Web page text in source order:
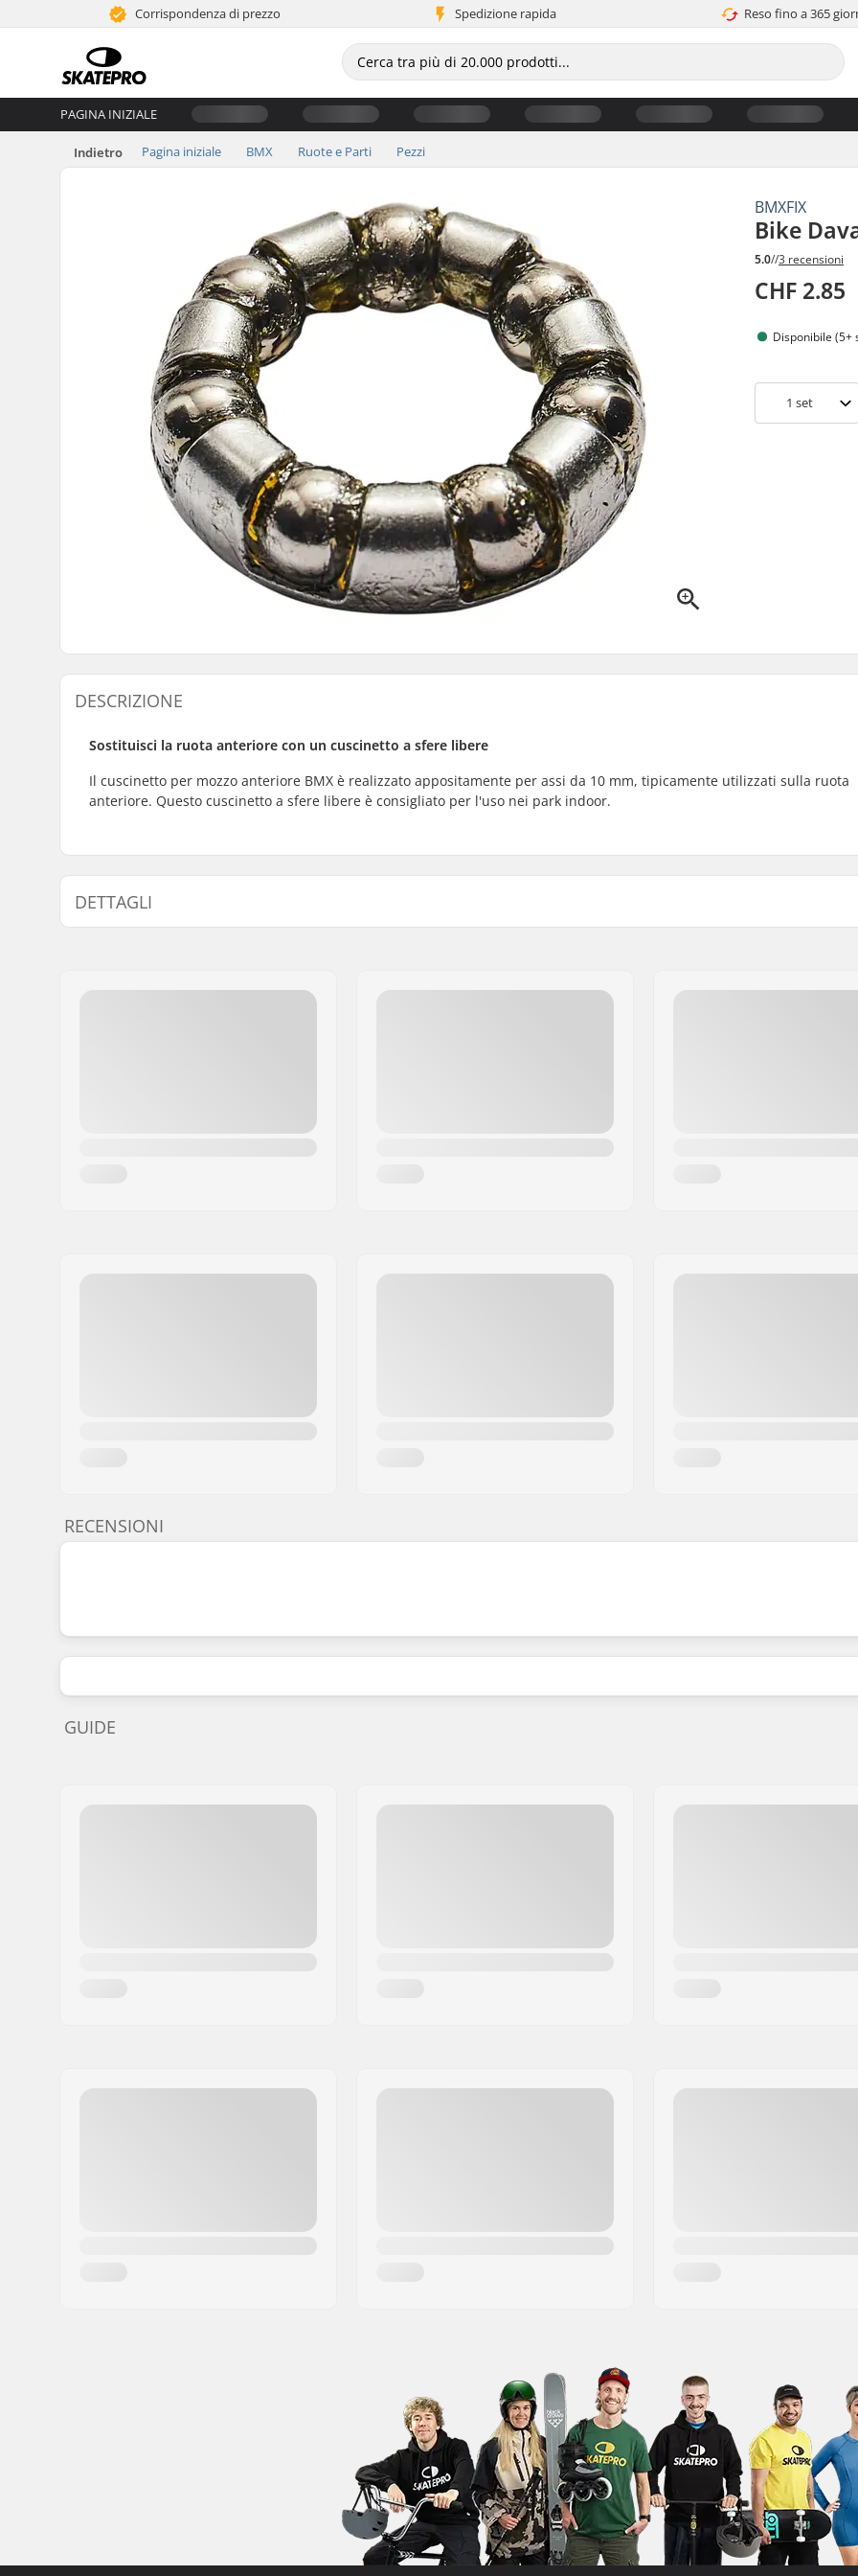
Corrispondenza di prezzo Spedizione rapida Reso fino a 365
PAGINA INIZIALE
Indietro Pagina iniziale BMX Ruote e Parti Pezzi
BMXFIX
Bike
5.0//3 recensioni
CHF 2.85
Disponibile (5+
1 set
DESCRIZIONE
Sostituisci la ruota anteriore con un cuscinetto a sfere libere
Il cuscinetto per mozzo anteriore BMX è realizzato appositamente per assi da 10 mm, tipicamente utilizzati sulla ruota
anteriore. Questo cuscinetto a sfere libere è consigliato per l'uso nei park indoor.
DETTAGLI
RECENSIONI
GUIDE